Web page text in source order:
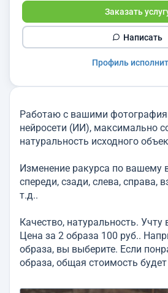
Работаю с вашими
нейросети (ИИ), максимально
натуральность исходного
Изменение ракурса по вашему
спереди, сзади, слева, справа,
т.д..
Качество, натуральность.
Цена за 2 образа 100 руб..
образа, вы выберите. Если
образа, общая стоимость
Заказать
Написать
Профиль